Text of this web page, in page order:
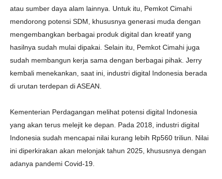
atau sumber daya alam lainnya. Untuk itu, Pemkot Cimahi
mendorong potensi SDM, khususnya generasi muda dengan
mengembangkan berbagai produk digital dan kreatif yang
hasilnya sudah mulai dipakai. Selain itu, Pemkot Cimahi juga
sudah membangun kerja sama dengan berbagai pihak. Jerry
kembali menekankan, saat ini, industri digital Indonesia berada
di urutan terdepan di ASEAN.
Kementerian Perdagangan melihat potensi digital Indonesia
yang akan terus melejit ke depan. Pada 2018, industri digital
Indonesia sudah mencapai nilai kurang lebih Rp560 triliun. Nilai
ini diperkirakan akan melonjak tahun 2025, khususnya dengan
adanya pandemi Covid-19.